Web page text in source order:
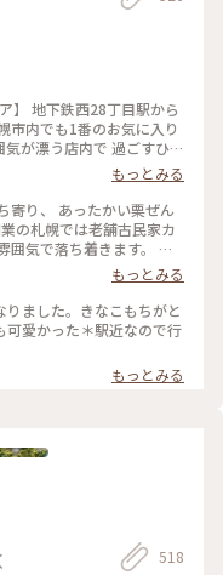
から
市内でも1番のお気に入り
もっとみる
寄り、 あったかい栗ぜん
囲気で落ち着きます。 ぽ
ぷり。 甘さ控えめなの
で美味しく頂きました😊
、鍋焼きうどんなどお食
みに❣️ #ことりっぷ北海道
んざい #レトロ
もっとみる
ました。きなこもちがと
愛かった＊駅近なので行
もっとみる
518